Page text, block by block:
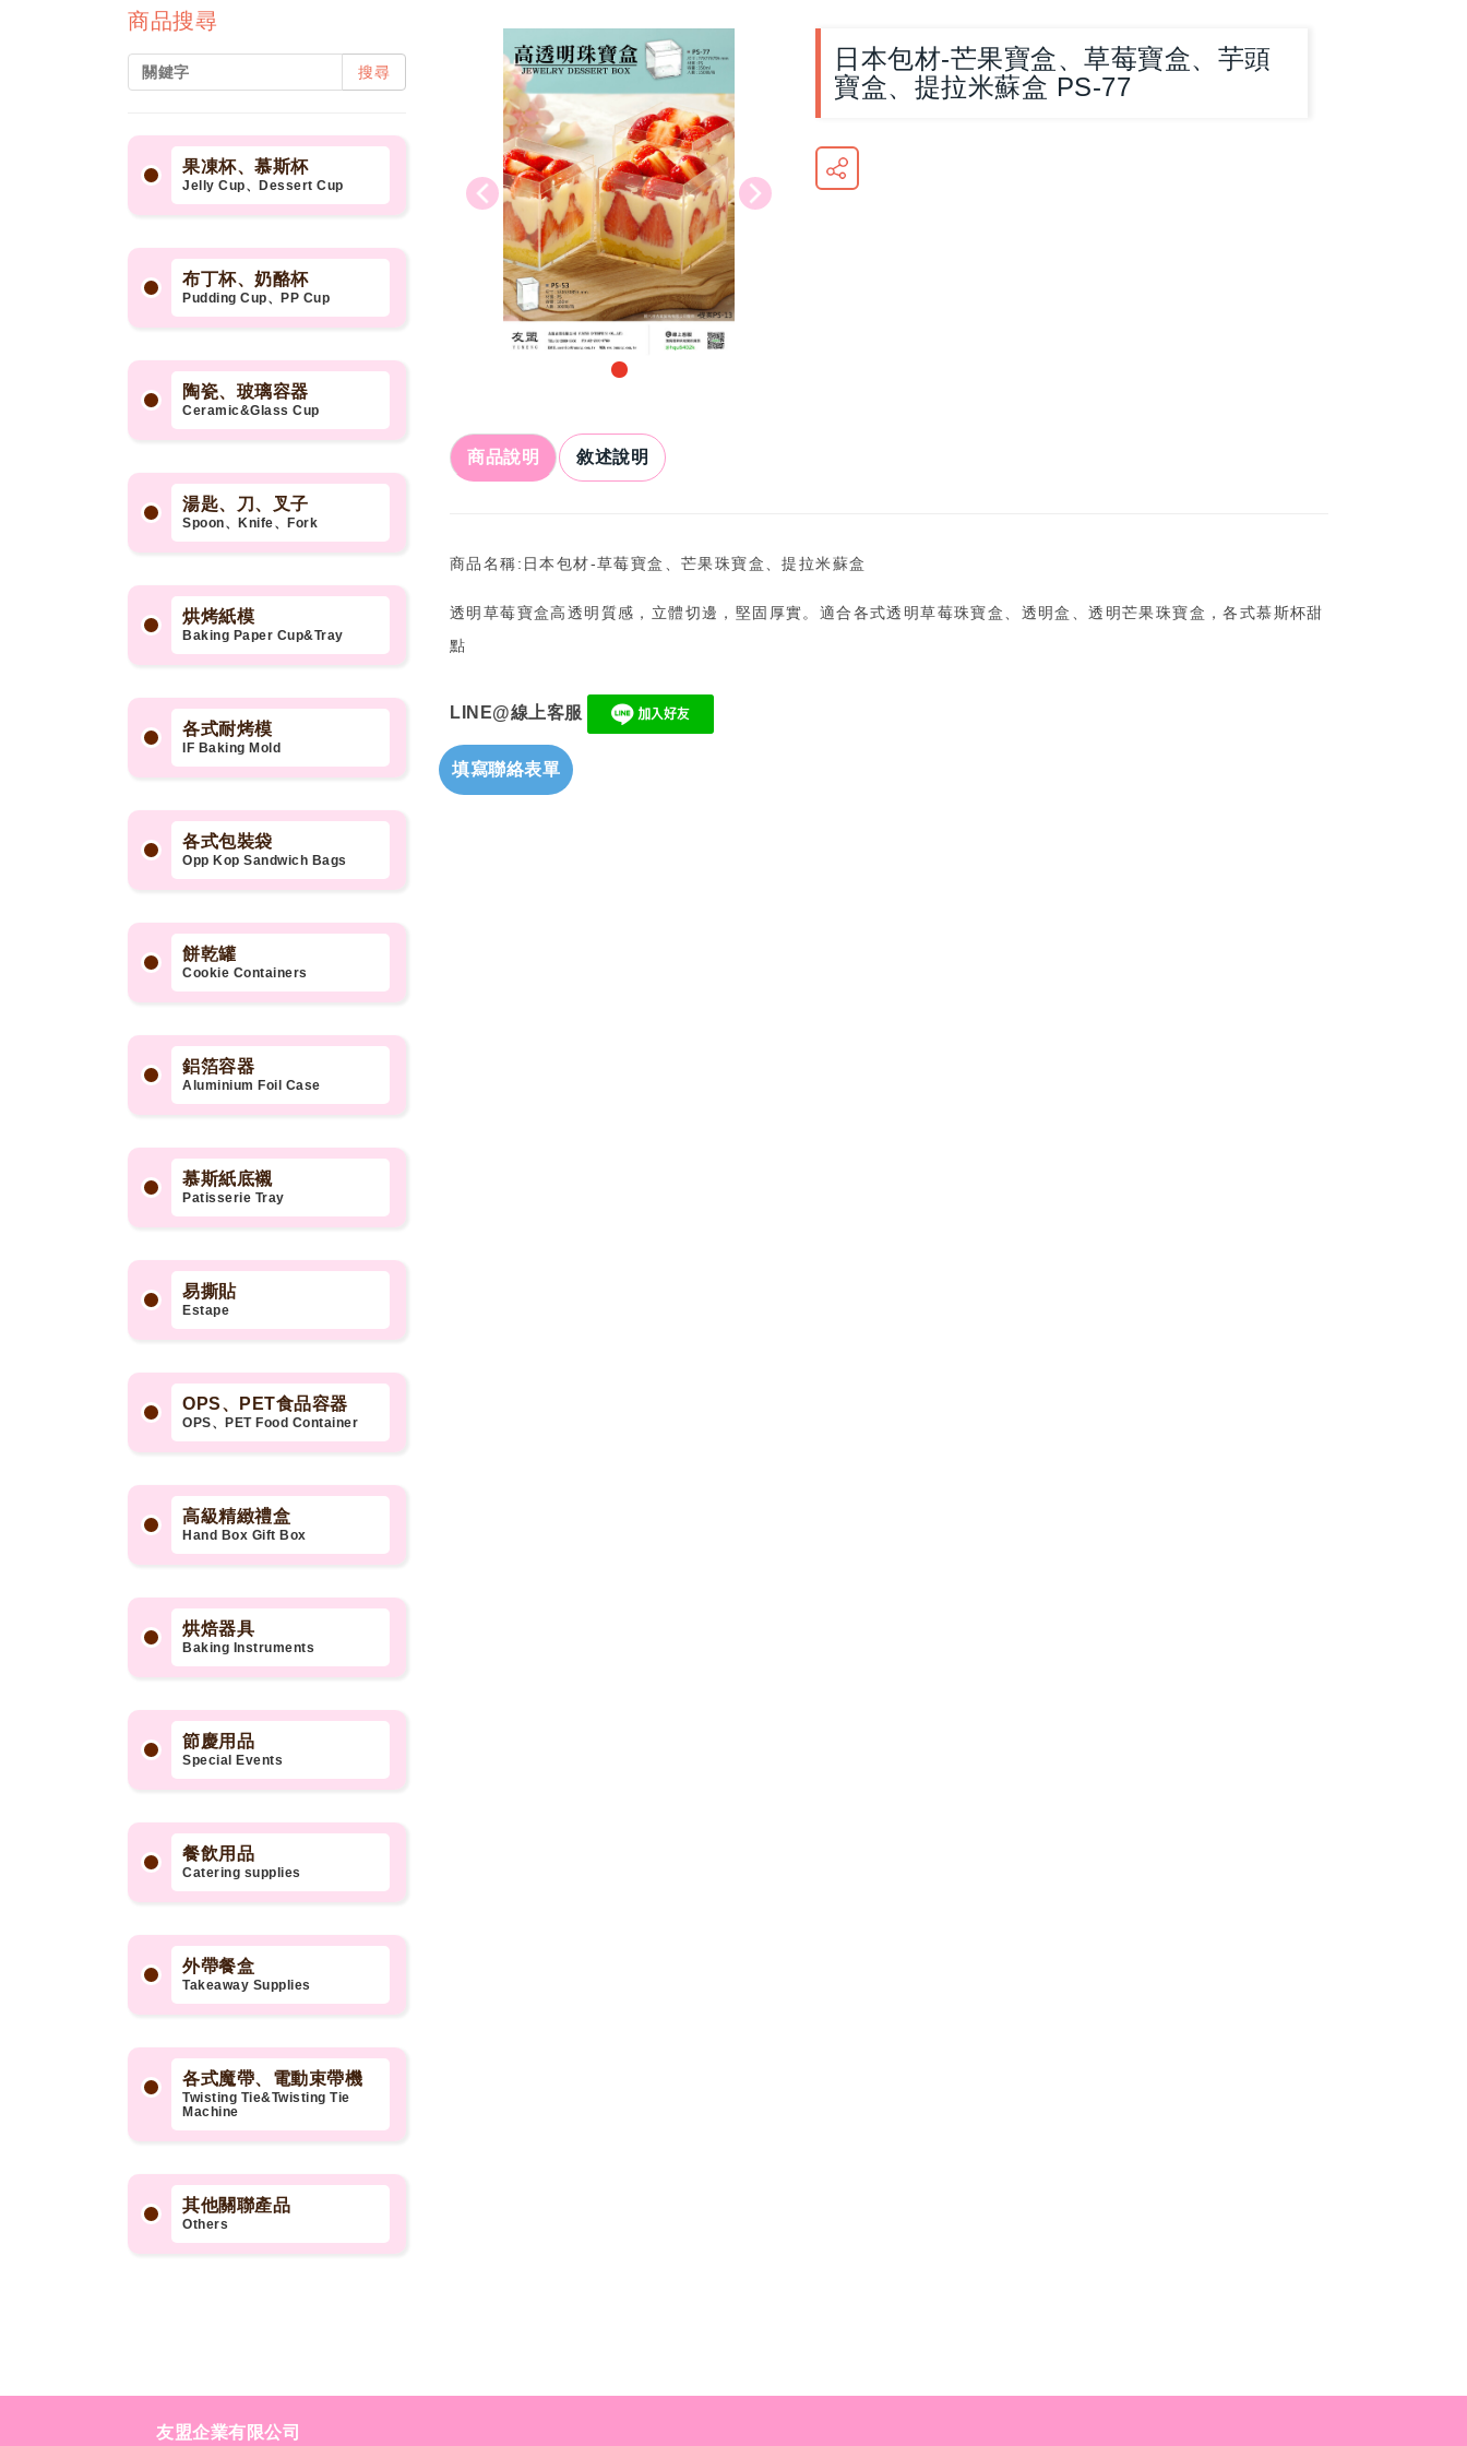
商品搜尋
搜尋
果凍杯、慕斯杯
Jelly Cup、Dessert Cup
布丁杯、奶酪杯
Pudding Cup、PP Cup
陶瓷、玻璃容器
Ceramic&Glass Cup
湯匙、刀、叉子
Spoon、Knife、Fork
烘烤紙模
Baking Paper Cup&Tray
各式耐烤模
IF Baking Mold
各式包裝袋
Opp Kop Sandwich Bags
餅乾罐
Cookie Containers
鋁箔容器
Aluminium Foil Case
慕斯紙底襯
Patisserie Tray
易撕貼
Estape
OPS、PET食品容器
OPS、PET Food Container
高級精緻禮盒
Hand Box Gift Box
烘焙器具
Baking Instruments
節慶用品
Special Events
餐飲用品
Catering supplies
外帶餐盒
Takeaway Supplies
各式魔帶、電動束帶機
Twisting Tie&Twisting Tie
Machine
其他關聯產品
Others
日本包材-芒果寶盒、草莓寶盒、芋頭
寶盒、提拉米蘇盒 PS-77
商品說明 敘述說明
商品名稱:日本包材-草莓寶盒、芒果珠寶盒、提拉米蘇盒
透明草莓寶盒高透明質感，立體切邊，堅固厚實。適合各式透明草莓珠寶盒、透明盒、透明芒果珠寶盒，各式慕斯杯甜
點
LINE@線上客服
填寫聯絡表單
友盟企業有限公司